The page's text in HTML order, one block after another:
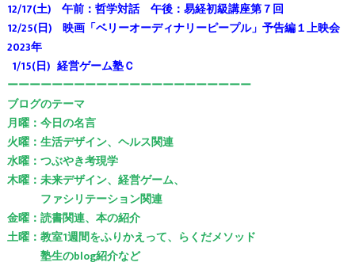
12/17(土) 午前：哲学対話 午後：易経初級講座第７回
12/25(日) 映画「ベリーオーディナリーピープル」予告編１上映会
2023年
1/15(日) 経営ゲーム塾Ｃ
ーーーーーーーーーーーーーーーーーーーーーー
ブログのテーマ
月曜：今日の名言
火曜：生活デザイン、ヘルス関連
水曜：つぶやき考現学
木曜：未来デザイン、経営ゲーム、
ファシリテーション関連
金曜：読書関連、本の紹介
土曜：教室1週間をふりかえって、らくだメソッド
塾生のblog紹介など